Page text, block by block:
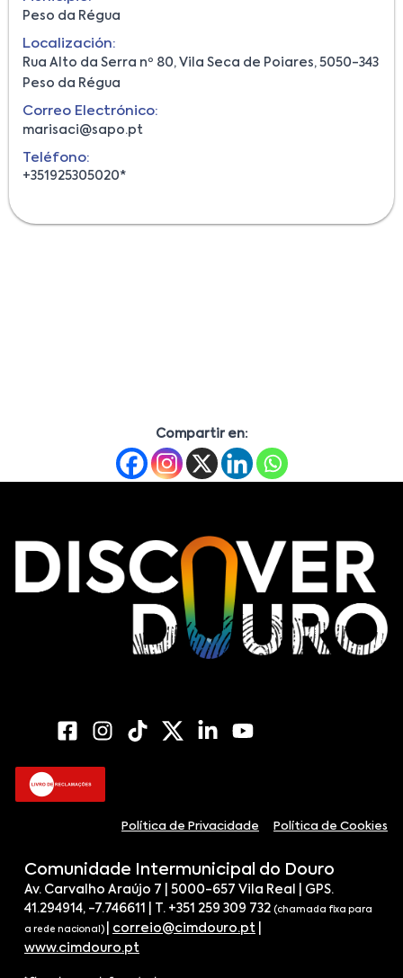
Peso da Régua
Localización:
Rua Alto da Serra nº 80, Vila Seca de Poiares, 5050-343
Peso da Régua
Correo Electrónico:
marisaci@sapo.pt
Teléfono:
+351925305020*
Compartir en:
Política de Privacidade Política de Cookies
Comunidade Intermunicipal do Douro
Av. Carvalho Araújo 7 | 5000-657 Vila Real | GPS.
41.294914, -7.746611 | T. +351 259 309 732 (chamada fixa para
a rede nacional) correio@cimdouro.pt
www.cimdouro.pt